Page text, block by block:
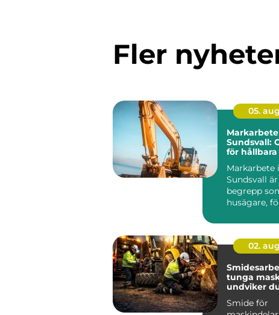
Fler
05. aug
Sundsvall:
för
Markarbete i
Sundsvall
begrepp
husägare,
02. aug
tunga
undviker
Smide för